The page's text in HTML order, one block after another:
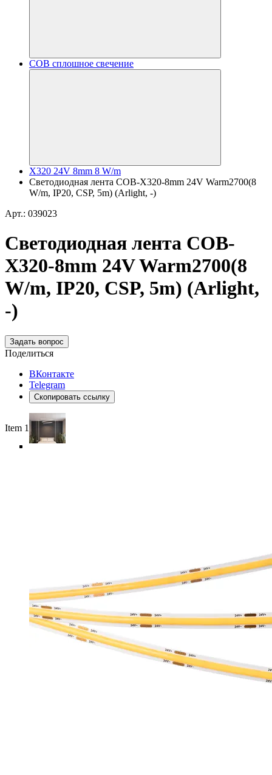
COB сплошное свечение
X320 24V 8mm 8 W/m
Светодиодная лента COB-X320-8mm 24V Warm2700(8
W/m, IP20, CSP, 5m) (Arlight, -)
Арт.: 039023
Светодиодная лента COB-
X320-8mm 24V Warm2700(8
W/m, IP20, CSP, 5m) (Arlight,
-)
Задать вопрос
Поделиться
ВКонтакте
Telegram
Скопировать ссылку
Item 1 of 6